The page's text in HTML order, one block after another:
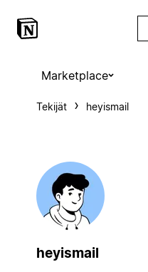
Marketplace
Tekijät heyismail
heyismail